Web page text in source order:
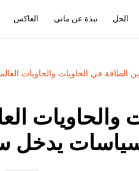
العاكس نبذة عن ماتي الحل
تخزين الطاقة في الحاويات والحاويات
يدخل